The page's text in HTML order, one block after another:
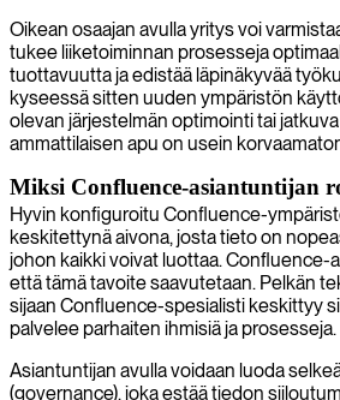
Oikean osaajan avulla yritys voi
tukee liiketoiminnan prosesseja
tuottavuutta ja edistää läpinäkyvää
kyseessä sitten uuden ympäristön
olevan järjestelmän optimointi tai
ammattilaisen apu on usein
Miksi Confluence-asiantuntijan
Hyvin konfiguroitu Confluence-
keskitettynä aivona, josta tieto on
johon kaikki voivat luottaa. Confluence-
että tämä tavoite saavutetaan. Pelkän
sijaan Confluence-spesialisti keskittyy
palvelee parhaiten ihmisiä ja prosesseja.
Asiantuntijan avulla voidaan luoda
(governance), joka estää tiedon